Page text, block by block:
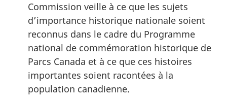
Commission veille à ce que les sujets
d’importance historique nationale soient
reconnus dans le cadre du Programme
national de commémoration historique de
Parcs Canada et à ce que ces histoires
importantes soient racontées à la
population canadienne.